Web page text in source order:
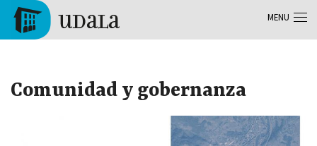
Aller au contenu principal
Comunidad y gobernanza
MENU